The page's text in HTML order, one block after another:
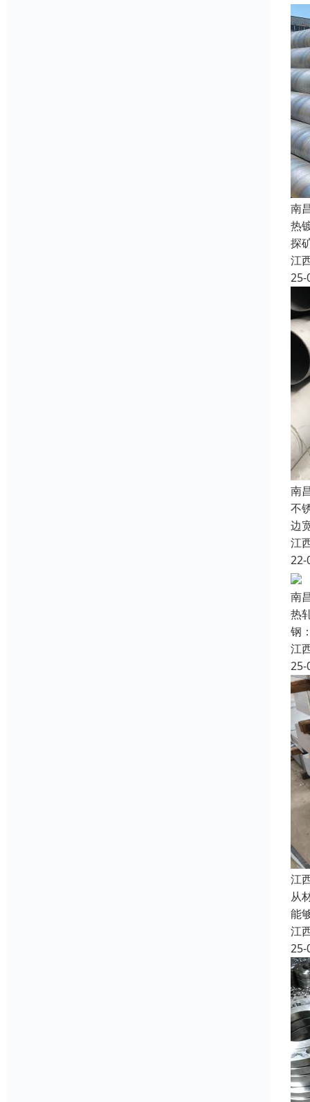
南
热
探
江
25-
南
不
边
江
22-
南
热
钢
江
25-
江
从
能
江
25-